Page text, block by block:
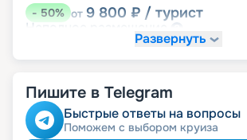
-50% от 9 800 ₽ / турист
Неполное
Скидки за размещение на
места
Развернуть
Пишите в Telegram
Быстрые ответы на вопросы
Поможем с выбором круиза